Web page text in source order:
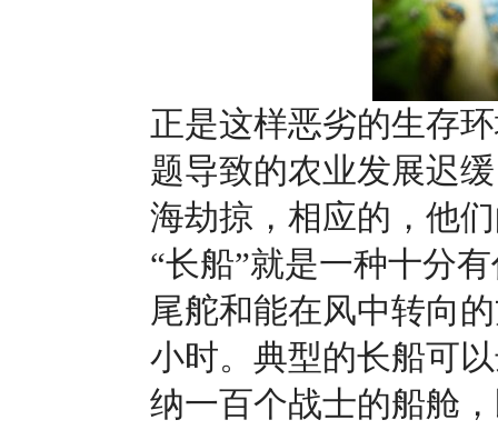
正是这样恶劣的生存
题导致的农业发展迟
海劫掠，相应的，他
“长船”就是一种十分
尾舵和能在风中转向
小时。典型的长船可
纳一百个战士的船舱